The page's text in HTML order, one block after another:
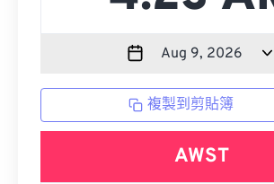
複製到剪貼簿
AWST